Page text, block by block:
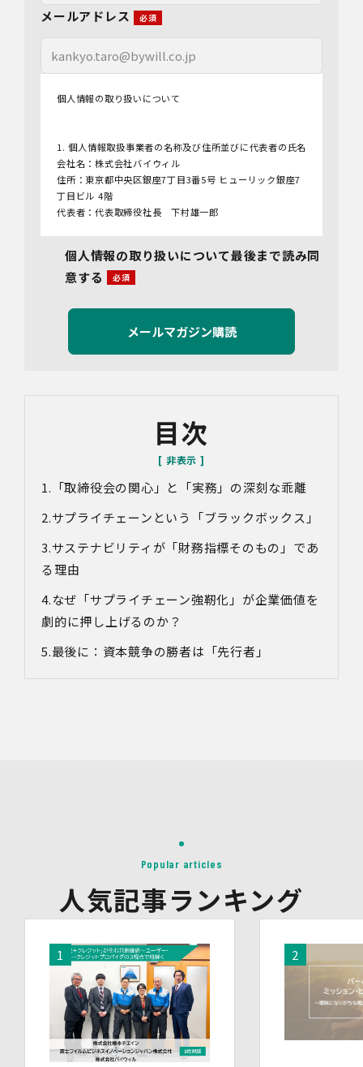
メールアドレス
個人情報の取り扱いについて
1. 個人情報取扱事業者の名称及び住所並びに代表者の氏名
会社名：株式会社バイウィル
住所：東京都中央区銀座7丁目3番5号 ヒューリック銀座7
丁目ビル 4階
代表者：代表取締役社長 下村雄一郎
管理者名：管理部長
連絡先：info@bywill.co.jp
3.利用目的
当社で取り扱う個人情報（個人情報保護法第2条第1項によ
り定義された「個人情報」をいい、以下同様とします。）
の利用目的は以下のとおりです。個人情報の提供は任意で
望・お問い合わせ内容・ご意見等の正確な把握、今後の
サービス向上等のために、録音・録画させていただく場合
対象情報
・各種お問い合わせに対応するため
・お問い合わせ対応の品質向上及びお問い合わせ内容等の
・取得した情報を解析又は分析して、当社サービス「環境
価値創出支援」「環境価値売買」「脱炭素コンサルティン
め
会社名・所属団体等の名称、所属名、役職名等の肩書、氏
名、住所、電話番号、メールアドレス、その他イベント・
(3)第三者提供の方法
電話、FAX、電子メール、郵送などの一般的な方法
上記の内容によらない個人情報の第三者提供を行う場合に
は、あらかじめ本人に対し個別具体的な内容を提示して同
意を得ます。
5.委託
当社は、上記利用目的の達成に必要な範囲内において、個
人情報の取扱いの全部又は一部を委託する場合がありま
す。個人情報の取扱いを外部に委託する際は、十分な情報
個人情報の取り扱いについて最後まで読み同
意する
目次
「取締役会の関心」と「実務」の深刻な乖離
サプライチェーンという「ブラックボックス」
サステナビリティが「財務指標そのもの」であ
る理由
なぜ「サプライチェーン強靭化」が企業価値を
劇的に押し上げるのか？
最後に：資本競争の勝者は「先行者」
Popular articles
人気記事ランキング